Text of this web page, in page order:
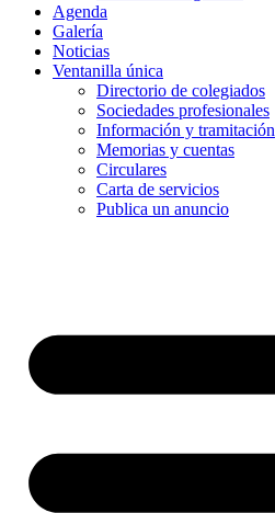
Agenda
Galería
Noticias
Ventanilla única
Directorio de colegiados
Sociedades profesionales
Información y tramitación
Memorias y cuentas
Circulares
Carta de servicios
Publica un anuncio